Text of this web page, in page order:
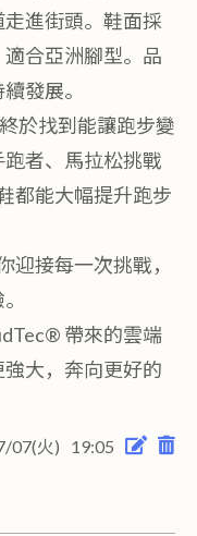
進街頭。鞋面採
合亞洲腳型。品
發展。
於找到能讓跑步變
者、馬拉松挑戰
都能大幅提升跑步
迎接每一次挑戰，
帶來的雲端
大，奔向更好的
07(火) 19:05